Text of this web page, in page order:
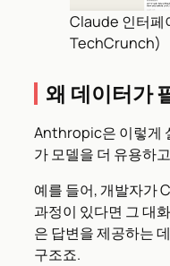
Claude 인터페
TechCrunch)
왜 데이터가
Anthropic은 이렇게
가 모델을 더 유용하
예를 들어, 개발자가
과정이 있다면 그 대
은 답변을 제공하는
구조죠.